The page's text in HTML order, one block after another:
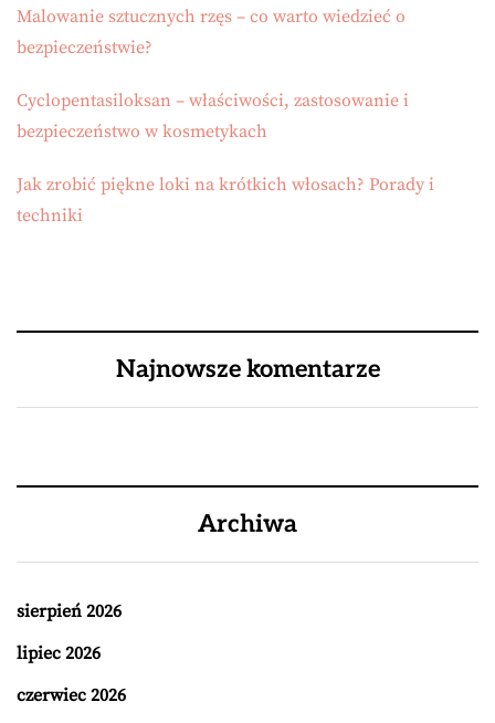
Malowanie sztucznych rzęs – co warto wiedzieć o
bezpieczeństwie?
Cyclopentasiloksan – właściwości, zastosowanie i
bezpieczeństwo w kosmetykach
Jak zrobić piękne loki na krótkich włosach? Porady i
techniki
Najnowsze komentarze
Archiwa
sierpień 2026
lipiec 2026
czerwiec 2026